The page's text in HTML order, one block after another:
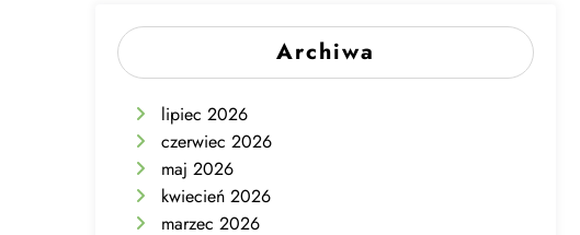
Archiwa
lipiec 2026
czerwiec 2026
maj 2026
kwiecień 2026
marzec 2026